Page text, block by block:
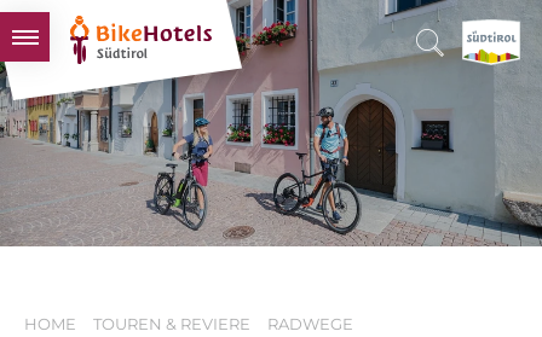
BIKEHOTELS
HOTELS & PAKETE
TOUREN & REVIERE
SÜDTIROL & WIR
HOME TOUREN & REVIERE
RADWEGE